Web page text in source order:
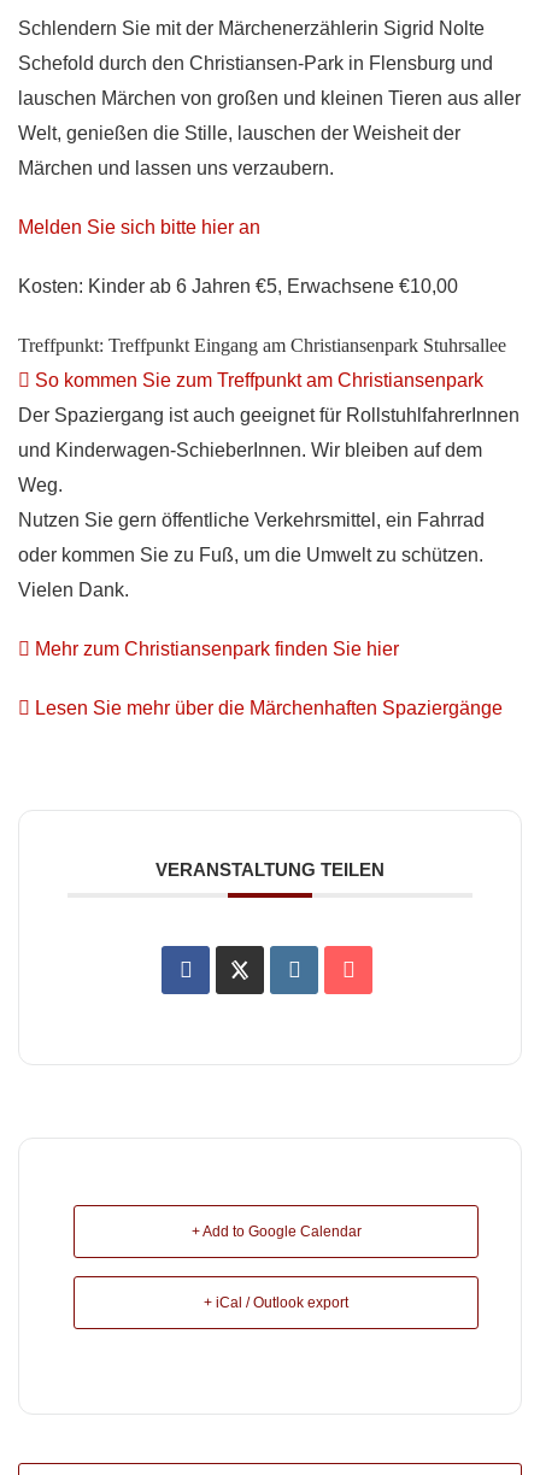
Schlendern Sie mit der Märchenerzählerin Sigrid Nolte
Schefold durch den Christiansen-Park in Flensburg und
lauschen Märchen von großen und kleinen Tieren aus aller
Welt, genießen die Stille, lauschen der Weisheit der
Märchen und lassen uns verzaubern.
Melden Sie sich bitte hier an
Kosten: Kinder ab 6 Jahren €5, Erwachsene €10,00
Treffpunkt: Treffpunkt Eingang am Christiansenpark Stuhrsallee
So kommen Sie zum Treffpunkt am Christiansenpark
Der Spaziergang ist auch geeignet für RollstuhlfahrerInnen
und Kinderwagen-SchieberInnen. Wir bleiben auf dem
Weg.
Nutzen Sie gern öffentliche Verkehrsmittel, ein Fahrrad
oder kommen Sie zu Fuß, um die Umwelt zu schützen.
Vielen Dank.
Mehr zum Christiansenpark finden Sie hier
Lesen Sie mehr über die Märchenhaften Spaziergänge
VERANSTALTUNG TEILEN
+ Add to Google Calendar
+ iCal / Outlook export